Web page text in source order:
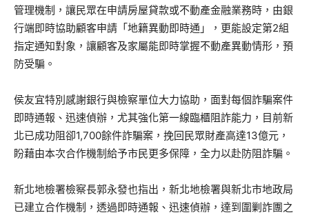
管理機制，讓民眾在申請房屋貸款或不動產金融業務時，由銀
行端即時協助顧客申請「地籍異動即時通」，更能設定第2組
指定通知對象，讓顧客及家屬能即時掌握不動產異動情形，預
防受騙。
侯友宜特別感謝銀行與檢察單位大力協助，面對每個詐騙案件
即時通報、迅速偵辦，尤其強化第一線臨櫃阻詐能力，目前新
北已成功阻卻1,700餘件詐騙案，挽回民眾財產高達13億元，
盼藉由本次合作機制給予市民更多保障，全力以赴防阻詐騙。
新北地檢署檢察長郭永發也指出，新北地檢署與新北市地政局
已建立合作機制，透過即時通報、迅速偵辦，達到圍剿詐團之